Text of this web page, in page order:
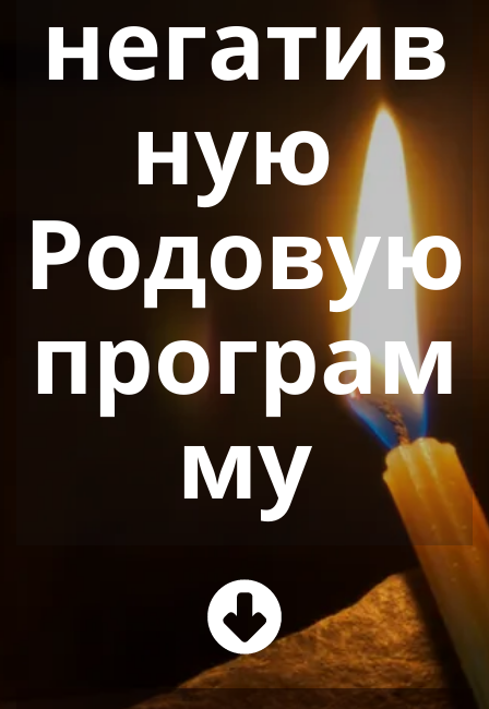
негатив
ную
Родовую
програм
му